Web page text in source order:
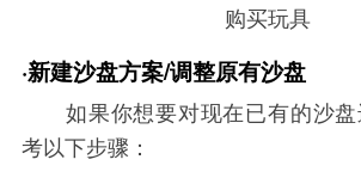
购买玩具
·新建沙盘方案/调整原有沙盘
如果你想要对现在已有的沙盘
考以下步骤：